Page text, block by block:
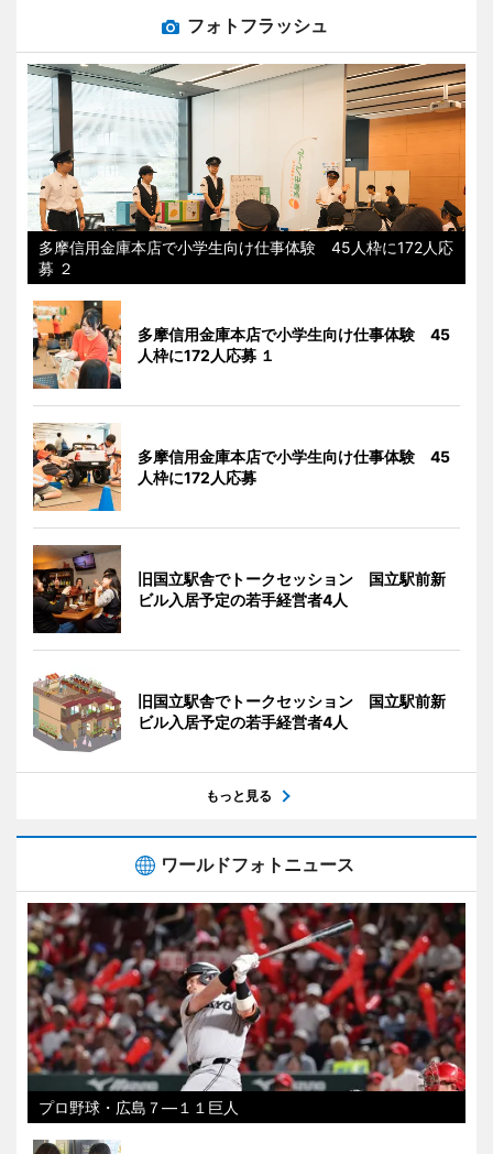
フォトフラッシュ
多摩信用金庫本店で小学生向け仕事体験 45人枠に172人応
募 ２
多摩信用金庫本店で小学生向け仕事体験 45
人枠に172人応募 １
多摩信用金庫本店で小学生向け仕事体験 45
人枠に172人応募
旧国立駅舎でトークセッション 国立駅前新
ビル入居予定の若手経営者4人
旧国立駅舎でトークセッション 国立駅前新
ビル入居予定の若手経営者4人
もっと見る
ワールドフォトニュース
プロ野球・広島７―１１巨人